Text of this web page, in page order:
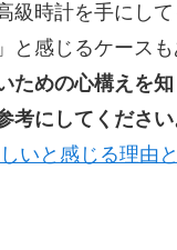
級時計を手にし
と感じるケースも
ための心構えを知
考にしてください
いと感じる理由